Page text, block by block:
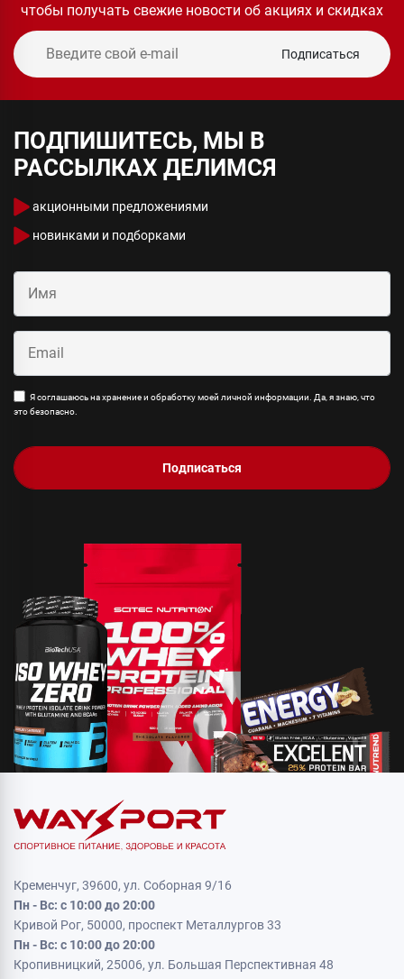
чтобы получать свежие новости об акциях и скидках
Подписаться
ПОДПИШИТЕСЬ, МЫ В
РАССЫЛКАХ ДЕЛИМСЯ
акционными предложениями
новинками и подборками
Я соглашаюсь на хранение и обработку моей личной информации. Да, я знаю, что
это безопасно.
Подписаться
Кременчуг, 39600, ул. Соборная 9/16
Пн - Вс: с 10:00 до 20:00
Кривой Рог, 50000, проспект Металлургов 33
Пн - Вс: с 10:00 до 20:00
Кропивницкий, 25006, ул. Большая Перспективная 48